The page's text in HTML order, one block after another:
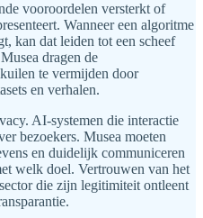
vooroordelen versterkt of
Wanneer een algoritme
kan dat leiden tot een scheef
dragen de
te vermijden door
en verhalen.
AI-systemen die interactie
bezoekers. Musea moeten
en duidelijk communiceren
welk doel. Vertrouwen van het
die zijn legitimiteit ontleent